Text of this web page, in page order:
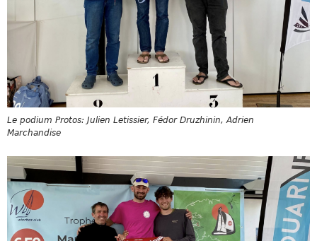
Le podium Protos: Julien Letissier, Fédor Druzhinin, Adrien
Marchandise